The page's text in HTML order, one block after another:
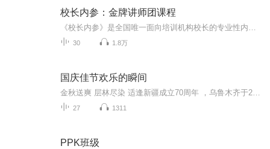
校长内参：金牌讲师团课程
30 1.8万
国庆佳节欢乐的瞬间
27 1311
PPK班级